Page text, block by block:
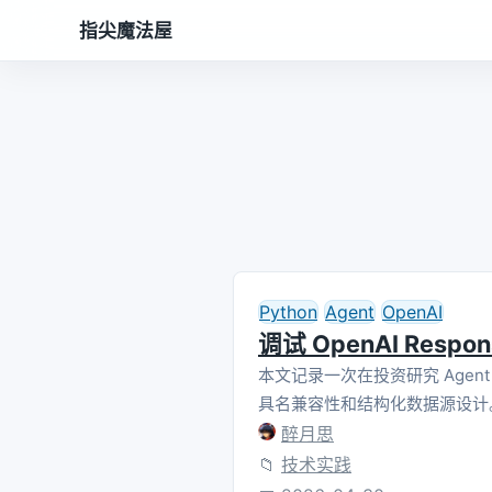
指尖魔法屋
Python Agent OpenAI
调试 OpenAI
本文记录一次在投资研究
具名兼容性和结构化数据源设计
醉月思
📁 技术实践